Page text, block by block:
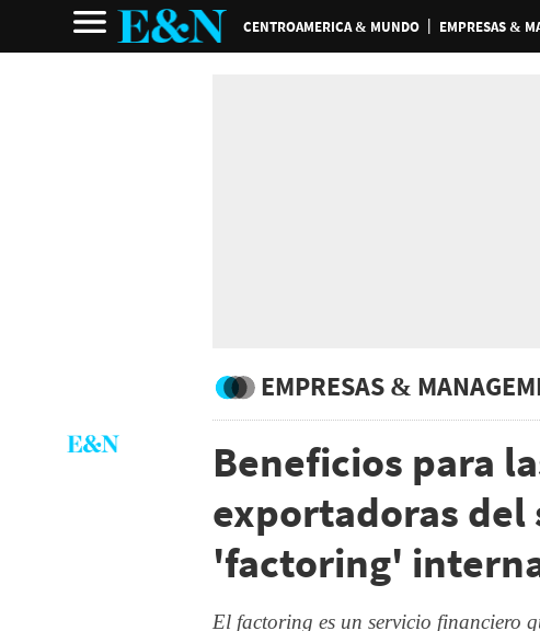
CENTROAMERICA & MUNDO EMPRESAS &
EMPRESAS &
Beneficios para
exportadoras del
'factoring'
El factoring es un servicio financiero